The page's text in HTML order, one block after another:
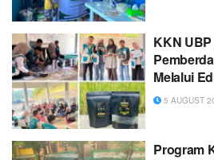
KKN
Melalui
Sekam
5 AUGUST
Program